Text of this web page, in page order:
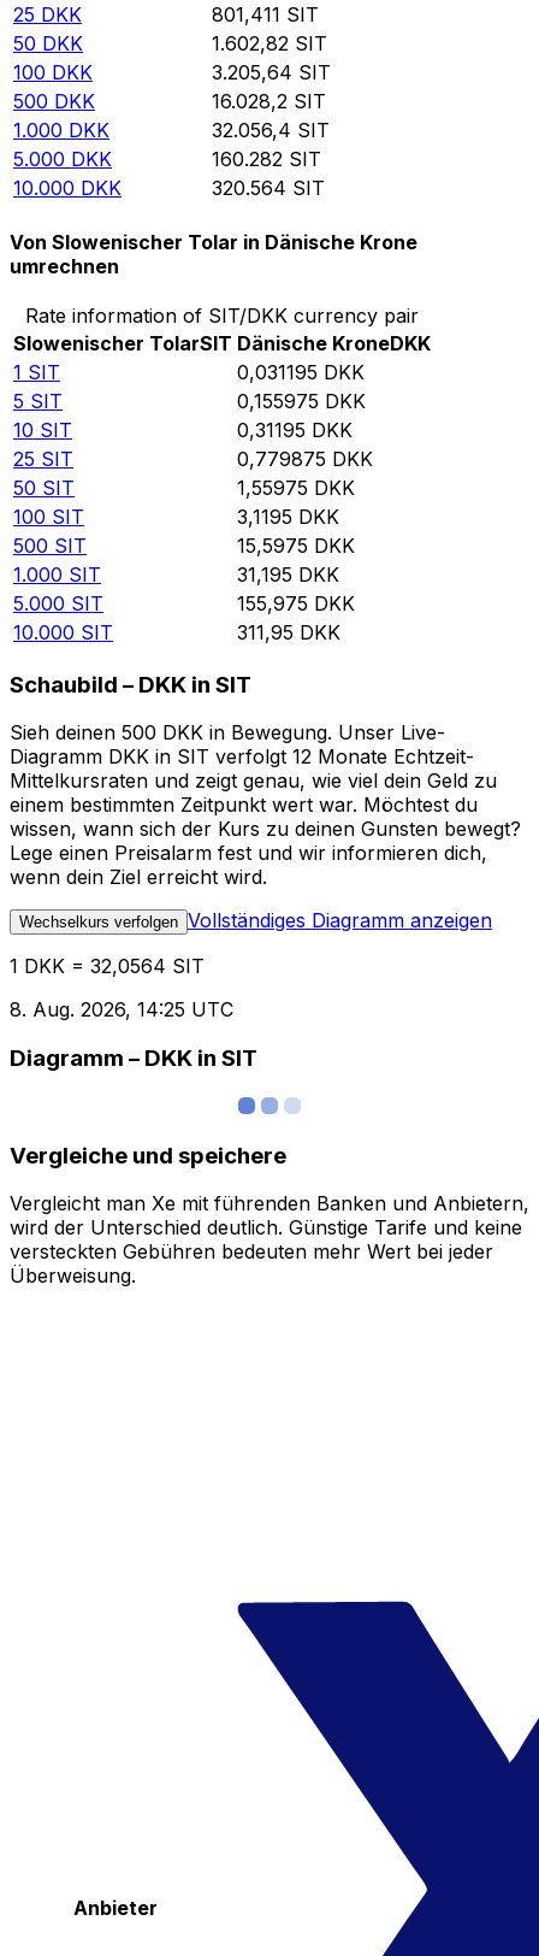
25 DKK 801,411 SIT
50 DKK 1.602,82 SIT
100 DKK 3.205,64 SIT
500 DKK 16.028,2 SIT
1.000 DKK 32.056,4 SIT
5.000 DKK 160.282 SIT
10.000 DKK 320.564 SIT
Von Slowenischer Tolar in Dänische Krone
umrechnen
Rate information of SIT/DKK currency pair
Slowenischer TolarSIT Dänische KroneDKK
1 SIT 0,031195 DKK
5 SIT 0,155975 DKK
10 SIT 0,31195 DKK
25 SIT 0,779875 DKK
50 SIT 1,55975 DKK
100 SIT 3,1195 DKK
500 SIT 15,5975 DKK
1.000 SIT 31,195 DKK
5.000 SIT 155,975 DKK
10.000 SIT 311,95 DKK
Schaubild – DKK in SIT
Sieh deinen 500 DKK in Bewegung. Unser Live-
Diagramm DKK in SIT verfolgt 12 Monate Echtzeit-
Mittelkursraten und zeigt genau, wie viel dein Geld zu
einem bestimmten Zeitpunkt wert war. Möchtest du
wissen, wann sich der Kurs zu deinen Gunsten bewegt?
Lege einen Preisalarm fest und wir informieren dich,
wenn dein Ziel erreicht wird.
Wechselkurs verfolgen Vollständiges Diagramm anzeigen
1 DKK = 32,0564 SIT
8. Aug. 2026, 14:25 UTC
Diagramm – DKK in SIT
Vergleiche und speichere
Vergleicht man Xe mit führenden Banken und Anbietern,
wird der Unterschied deutlich. Günstige Tarife und keine
versteckten Gebühren bedeuten mehr Wert bei jeder
Überweisung.
Anbieter